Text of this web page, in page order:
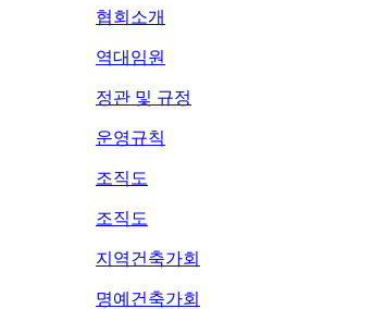
협회소개
역대임원
정관 및 규정
운영규칙
조직도
조직도
지역건축가회
명예건축가회